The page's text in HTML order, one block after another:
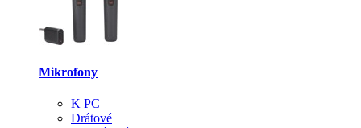
Mikrofony
K PC
Drátové